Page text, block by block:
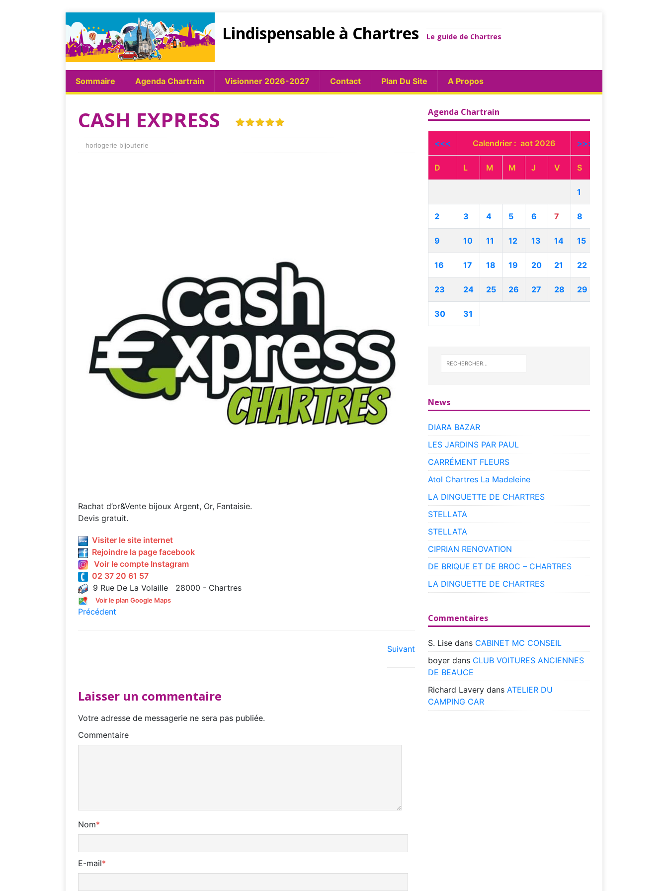
Lindispensable à Chartres Le guide de Chartres
Sommaire Agenda Chartrain Visionner 2026-2027 Contact Plan Du Site A Propos
CASH EXPRESS
horlogerie bijouterie
Rachat d’or&Vente bijoux Argent, Or, Fantaisie.
Devis gratuit.
Visiter le site internet
Rejoindre la page facebook
Voir le compte Instagram
02 37 20 61 57
9 Rue De La Volaille 28000 - Chartres
Voir le plan Google Maps
Précédent
Suivant
Laisser un commentaire
Votre adresse de messagerie ne sera pas publiée.
Commentaire
Nom*
E-mail*
Agenda Chartrain
<<< Calendrier : aot 2026 >>>
D L M M J V S
1
2 3 4 5 6 7 8
9 10 11 12 13 14 15
16 17 18 19 20 21 22
23 24 25 26 27 28 29
30 31
News
DIARA BAZAR
LES JARDINS PAR PAUL
CARRÉMENT FLEURS
Atol Chartres La Madeleine
LA DINGUETTE DE CHARTRES
STELLATA
STELLATA
CIPRIAN RENOVATION
DE BRIQUE ET DE BROC – CHARTRES
LA DINGUETTE DE CHARTRES
Commentaires
S. Lisedans CABINET MC CONSEIL
boyerdans CLUB VOITURES ANCIENNES
DE BEAUCE
Richard Laverydans ATELIER DU
CAMPING CAR